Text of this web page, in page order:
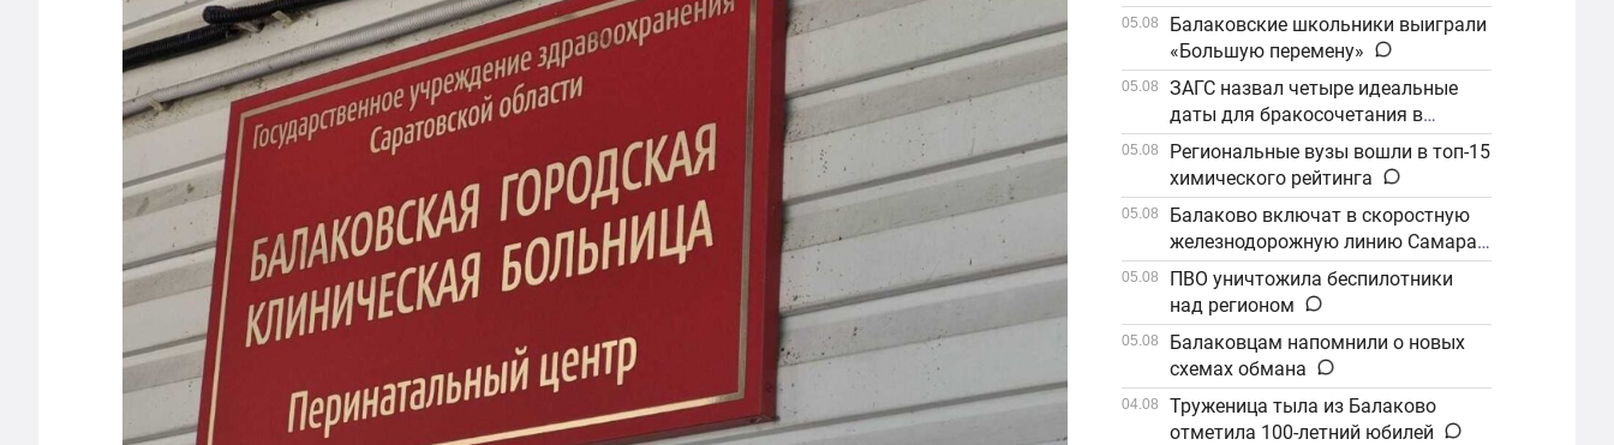
05.08
Балаковские школьники выиграли
«Большую перемену»
05.08
ЗАГС назвал четыре идеальные
даты для бракосочетания в
сентябре
05.08
Региональные вузы вошли в топ-15
химического рейтинга
05.08
Балаково включат в скоростную
железнодорожную линию Самара–
Саратов
05.08
ПВО уничтожила беспилотники
над регионом
05.08
Балаковцам напомнили о новых
схемах обмана
04.08
Труженица тыла из Балаково
отметила 100-летний юбилей